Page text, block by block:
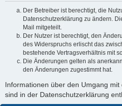
Der Betreiber ist berechtigt, die
Datenschutzerklärung zu ändern.
Mail mitgeteilt.
Der Nutzer ist berechtigt, den
des Widerspruchs erlischt das
bestehende Vertragsverhältnis mit
Die Änderungen gelten als
den Änderungen zugestimmt hat.
Informationen über den Umgang
sind in der Datenschutzerklärung